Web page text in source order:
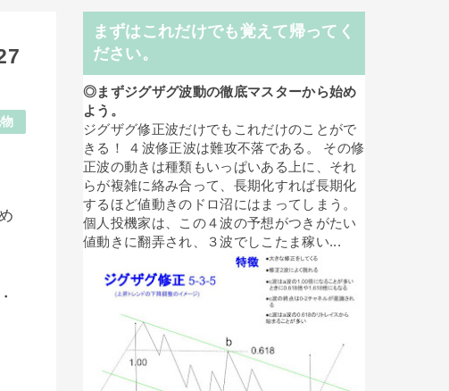
まずはこれだけでも覚えて帰ってく
ださい。
◎まずジグザグ波動の徹底マスターから始め
よう。
ジグザグ修正波だけでもこれだけのことがで
きる！ ４波修正波は難攻不落である。 その修
正波の動きは種類もいっぱいある上に、それ
らが複雑に絡み合って、長期化すれば長期化
するほど値動きのドロ沼にはまってしまう。
個人投機家は、この４波の予想がつきがたい
値動きに翻弄され、３波でしこたま稼い...